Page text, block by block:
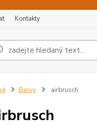
Kontakty
Barvy airbrusch